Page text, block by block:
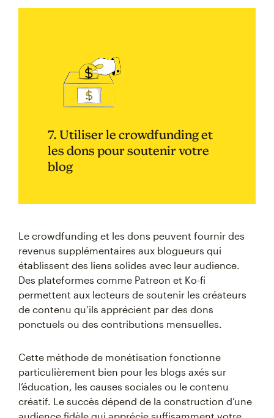
7. Utiliser le crowdfunding et
les dons pour soutenir votre
blog
Le crowdfunding et les dons peuvent fournir des
revenus supplémentaires aux blogueurs qui
établissent des liens solides avec leur audience.
Des plateformes comme Patreon et Ko-fi
permettent aux lecteurs de soutenir les créateurs
de contenu qu’ils apprécient par des dons
ponctuels ou des contributions mensuelles.
Cette méthode de monétisation fonctionne
particulièrement bien pour les blogs axés sur
l’éducation, les causes sociales ou le contenu
créatif. Le succès dépend de la construction d’une